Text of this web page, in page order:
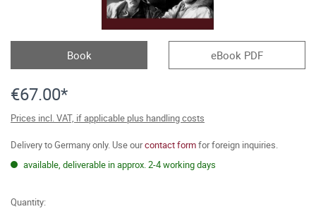
Book eBook PDF
€67.00*
Prices incl. VAT, if applicable plus handling costs
Delivery to Germany only. Use ourcontact formfor foreign inquiries.
available, deliverable in approx. 2-4 working days
Quantity: